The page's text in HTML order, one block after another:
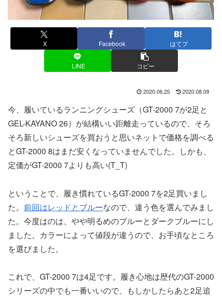
X Facebook はてブ
LINE コピー
2020.06.25 2020.08.09
今、履いているランニングシューズ（GT-2000 7が2足と
GEL-KAYANO 26）が結構いい距離走っているので、そろ
そろ新しいシューズを買おうと思いネットで価格を調べる
とGT-2000 8はまだ安くなっていませんでした。しかも、
定価がGT-2000 7よりも高い(T_T)
ということで、履き慣れているGT-2000 7を2足買いまし
た。 前回はレッドとブルーなので、違う色を選んでみまし
た。今度はのは、やや明るめのブルーとダークブルーにし
ました。カラーによって値段が違うので、お手頃なところ
を選びました。
これで、GT-2000 7は4足です。履き心地は歴代のGT-2000
シリーズの中でも一番いいので、もしかしたらあと2足追